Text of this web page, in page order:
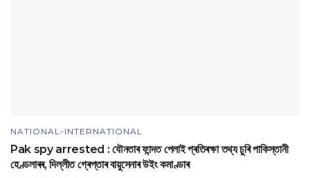
NATIONAL-INTERNATIONAL
Pak spy arrested : যৌনতাৰ ফান্দত পেলাই প্ৰতিৰক্ষা তথ্য চুৰি পাকিস্তানী
হেণ্ডলাৰৰ, দিল্লীত গ্ৰেপ্তাৰ বায়ুসেনাৰ উইং কমাণ্ডাৰ